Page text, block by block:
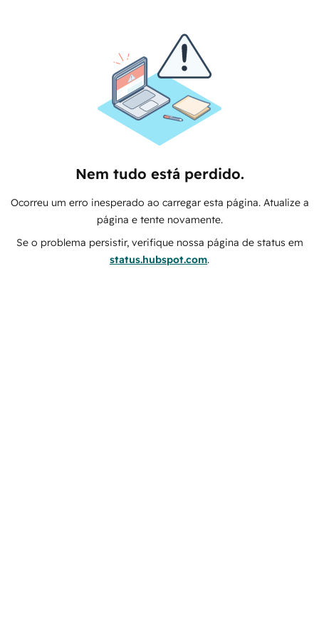
Nem tudo está perdido.
Ocorreu um erro inesperado ao carregar esta página. Atualize a
página e tente novamente.
Se o problema persistir, verifique nossa página de status em
status.hubspot.com.